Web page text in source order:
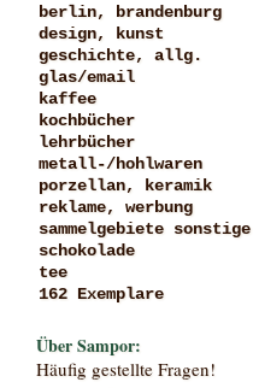
berlin, brandenburg
design, kunst
geschichte, allg.
glas/email
kaffee
kochbücher
lehrbücher
metall-/hohlwaren
porzellan, keramik
reklame, werbung
sammelgebiete sonstige
schokolade
tee
162 Exemplare
Über Sampor:
Häufig gestellte Fragen!